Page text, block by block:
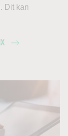
Dit kan